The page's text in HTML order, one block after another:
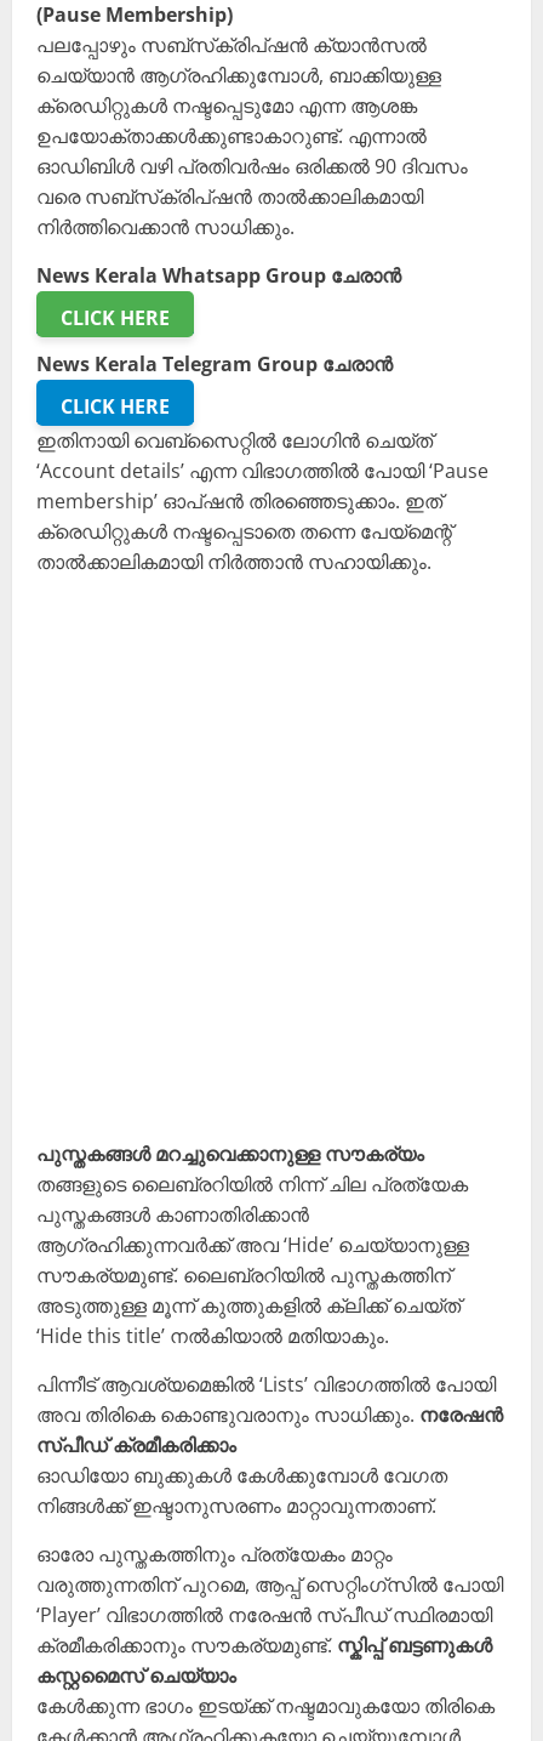
(Pause Membership)
പലപ്പോഴും സബ്‌സ്‌ക്രിപ്‌ഷൻ ക്യാൻസൽ
ചെയ്യാൻ ആഗ്രഹിക്കുമ്പോൾ, ബാക്കിയുള്ള
ക്രെഡിറ്റുകൾ നഷ്ടപ്പെടുമോ എന്ന ആശങ്ക
ഉപയോക്താക്കൾക്കുണ്ടാകാറുണ്ട്. എന്നാൽ
ഓഡിബിൾ വഴി പ്രതിവർഷം ഒരിക്കൽ 90 ദിവസം
വരെ സബ്‌സ്‌ക്രിപ്‌ഷൻ താൽക്കാലികമായി
നിർത്തിവെക്കാൻ സാധിക്കും.
News Kerala Whatsapp Group ചേരാൻ
CLICK HERE
News Kerala Telegram Group ചേരാൻ
CLICK HERE
ഇതിനായി വെബ്സൈറ്റിൽ ലോഗിൻ ചെയ്ത്
‘Account details’ എന്ന വിഭാഗത്തിൽ പോയി ‘Pause
membership’ ഓപ്ഷൻ തിരഞ്ഞെടുക്കാം. ഇത്
ക്രെഡിറ്റുകൾ നഷ്ടപ്പെടാതെ തന്നെ പേയ്മെന്റ്
താൽക്കാലികമായി നിർത്താൻ സഹായിക്കും.
പുസ്തകങ്ങൾ മറച്ചുവെക്കാനുള്ള സൗകര്യം
തങ്ങളുടെ ലൈബ്രറിയിൽ നിന്ന് ചില പ്രത്യേക
പുസ്തകങ്ങൾ കാണാതിരിക്കാൻ
ആഗ്രഹിക്കുന്നവർക്ക് അവ ‘Hide’ ചെയ്യാനുള്ള
സൗകര്യമുണ്ട്. ലൈബ്രറിയിൽ പുസ്തകത്തിന്
അടുത്തുള്ള മൂന്ന് കുത്തുകളിൽ ക്ലിക്ക് ചെയ്ത്
‘Hide this title’ നൽകിയാൽ മതിയാകും.
പിന്നീട് ആവശ്യമെങ്കിൽ ‘Lists’ വിഭാഗത്തിൽ പോയി
അവ തിരികെ കൊണ്ടുവരാനും സാധിക്കും. നരേഷൻ
സ്പീഡ് ക്രമീകരിക്കാം
ഓഡിയോ ബുക്കുകൾ കേൾക്കുമ്പോൾ വേഗത
നിങ്ങൾക്ക് ഇഷ്ടാനുസരണം മാറ്റാവുന്നതാണ്.
ഓരോ പുസ്തകത്തിനും പ്രത്യേകം മാറ്റം
വരുത്തുന്നതിന് പുറമെ, ആപ്പ് സെറ്റിംഗ്സിൽ പോയി
‘Player’ വിഭാഗത്തിൽ നരേഷൻ സ്പീഡ് സ്ഥിരമായി
ക്രമീകരിക്കാനും സൗകര്യമുണ്ട്. സ്കിപ്പ് ബട്ടണുകൾ
കസ്റ്റമൈസ് ചെയ്യാം
കേൾക്കുന്ന ഭാഗം ഇടയ്ക്ക് നഷ്ടമാവുകയോ തിരികെ